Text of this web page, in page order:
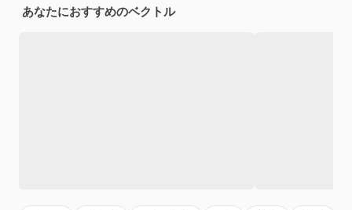
あなたにおすすめのベクトル